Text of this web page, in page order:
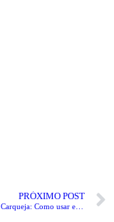
PRÓXIMO POST
Benefícios da Carqueja: Como usar e para que serve